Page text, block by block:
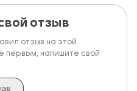
отзыв
отзыв на этой
первым, напишите свой